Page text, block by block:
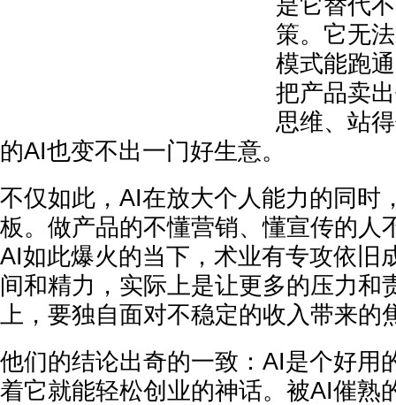
是它替代
策。它无
模式能跑
把产品卖
思维、站
的AI也变不出一门好生意。
不仅如此，AI在放大个人能力的同时
板。做产品的不懂营销、懂宣传的人
AI如此爆火的当下，术业有专攻依旧
间和精力，实际上是让更多的压力和
上，要独自面对不稳定的收入带来的
他们的结论出奇的一致：AI是个好用
着它就能轻松创业的神话。被AI催熟